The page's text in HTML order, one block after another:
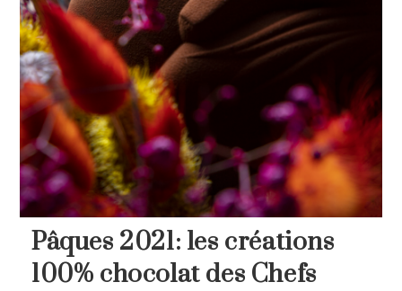
Pâques 2021: les créations
100% chocolat des Chefs